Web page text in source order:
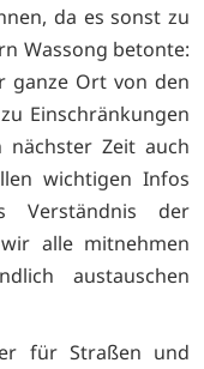
da es sonst zu
Wassong betonte:
ganze Ort von den
Einschränkungen
Zeit auch
wichtigen Infos
Verständnis der
alle mitnehmen
austauschen
für Straßen und